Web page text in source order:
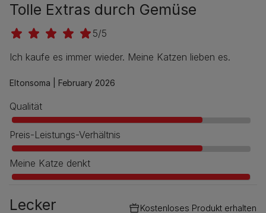
Tolle Extras durch Gemüse
5/5
Ich kaufe es immer wieder. Meine Katzen lieben es.
Eltonsoma | February 2026
Qualität
Preis-Leistungs-Verhältnis
Meine Katze denkt
Lecker Kostenloses Produkt erhalten